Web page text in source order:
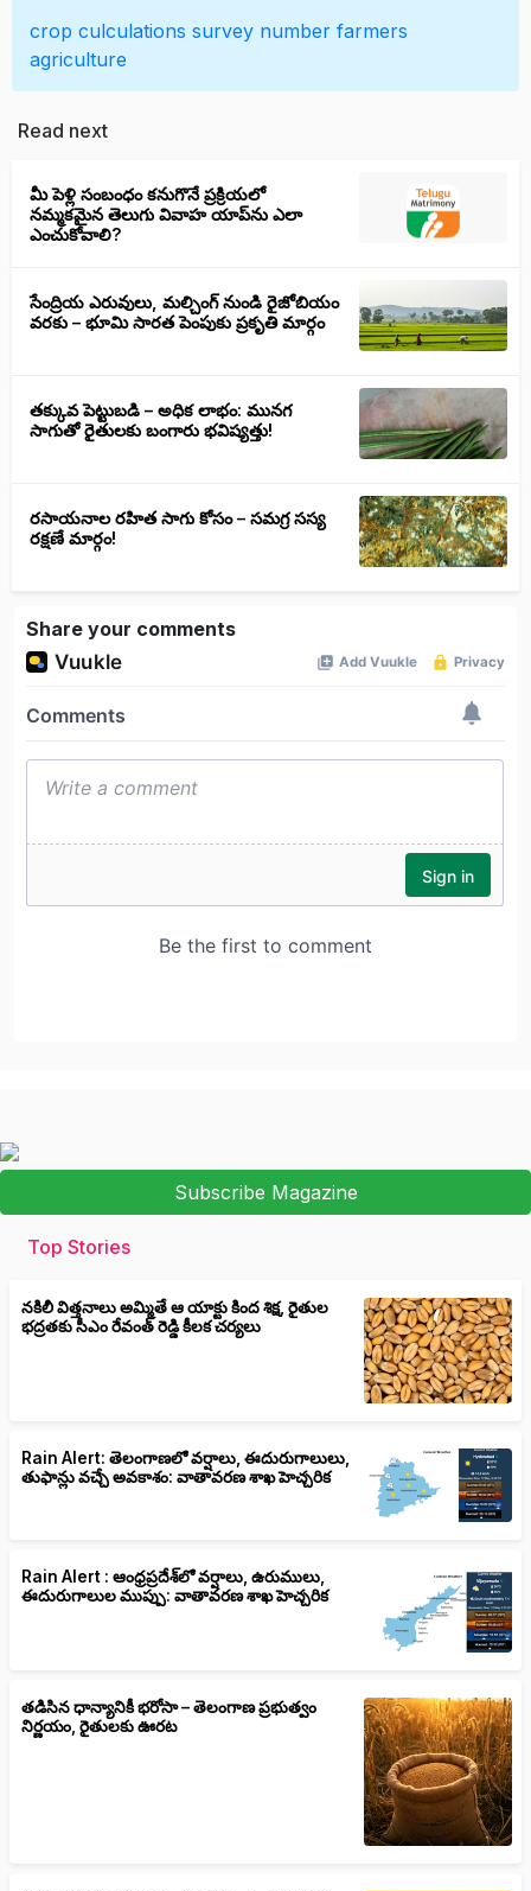
crop culculations survey number farmers
agriculture
Read next
మీ పెళ్లి సంబంధం కనుగొనే ప్రక్రియలో
నమ్మకమైన తెలుగు వివాహ యాప్‌ను ఎలా
ఎంచుకోవాలి?
సేంద్రియ ఎరువులు, మల్చింగ్ నుండి రైజోబియం
వరకు – భూమి సారత పెంపుకు ప్రకృతి మార్గం
తక్కువ పెట్టుబడి – అధిక లాభం: మునగ
సాగుతో రైతులకు బంగారు భవిష్యత్తు!
రసాయనాల రహిత సాగు కోసం – సమగ్ర సస్య
రక్షణే మార్గం!
Share your comments
Subscribe Magazine
Top Stories
నకిలీ విత్తనాలు అమ్మితే ఆ యాక్టు కింద శిక్ష, రైతుల
భద్రతకు సీఎం రేవంత్ రెడ్డి కీలక చర్యలు
Rain Alert: తెలంగాణలో వర్షాలు, ఈదురుగాలులు,
తుఫాన్లు వచ్చే అవకాశం: వాతావరణ శాఖ హెచ్చరిక
Rain Alert : ఆంధ్రప్రదేశ్‌లో వర్షాలు, ఉరుములు,
ఈదురుగాలుల ముప్పు: వాతావరణ శాఖ హెచ్చరిక
తడిసిన ధాన్యానికీ భరోసా – తెలంగాణ ప్రభుత్వం
నిర్ణయం, రైతులకు ఊరట